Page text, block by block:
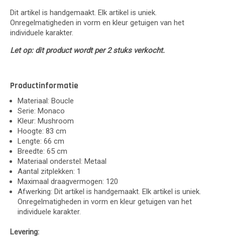
Dit artikel is handgemaakt. Elk artikel is uniek.
Onregelmatigheden in vorm en kleur getuigen van het
individuele karakter.
Let op: dit product wordt per 2 stuks verkocht.
Productinformatie
Materiaal: Boucle
Serie: Monaco
Kleur: Mushroom
Hoogte: 83 cm
Lengte: 66 cm
Breedte: 65 cm
Materiaal onderstel: Metaal
Aantal zitplekken: 1
Maximaal draagvermogen: 120
Afwerking: Dit artikel is handgemaakt. Elk artikel is uniek.
Onregelmatigheden in vorm en kleur getuigen van het
individuele karakter.
Levering: